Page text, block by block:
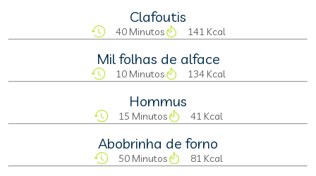
Clafoutis
40 Minutos 141 Kcal
Mil folhas de alface
10 Minutos 134 Kcal
Hommus
15 Minutos 41 Kcal
Abobrinha de forno
50 Minutos 81 Kcal